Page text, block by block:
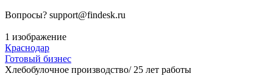
Вопросы? support@findesk.ru
1 изображение
Краснодар
Готовый бизнес
Хлебобулочное производство/ 25 лет работы